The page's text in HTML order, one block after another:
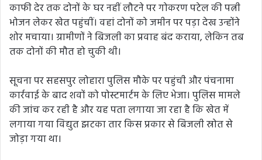
काफी देर तक दोनों के घर नहीं लौटने पर गोकरण पटेल की पत्नी
भोजन लेकर खेत पहुंचीं। वहां दोनों को जमीन पर पड़ा देख उन्होंने
शोर मचाया। ग्रामीणों ने बिजली का प्रवाह बंद कराया, लेकिन तब
तक दोनों की मौत हो चुकी थी।
सूचना पर सहसपुर लोहारा पुलिस मौके पर पहुंची और पंचनामा
कार्रवाई के बाद शवों को पोस्टमार्टम के लिए भेजा। पुलिस मामले
की जांच कर रही है और यह पता लगाया जा रहा है कि खेत में
लगाया गया विद्युत झटका तार किस प्रकार से बिजली स्रोत से
जोड़ा गया था।